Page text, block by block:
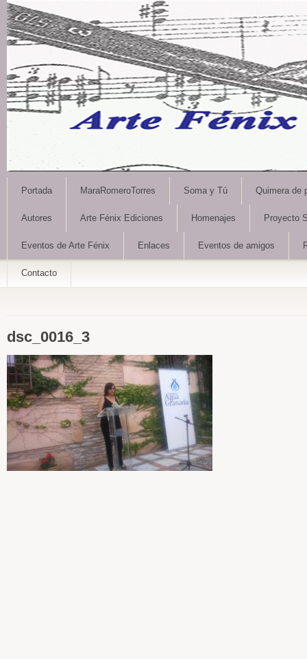
Portada MaraRomeroTorres Soma y Tú Quimera de
Autores Arte Fénix Ediciones Homenajes Proyecto
Eventos de Arte Fénix Enlaces Eventos de amigos
Contacto
dsc_0016_3